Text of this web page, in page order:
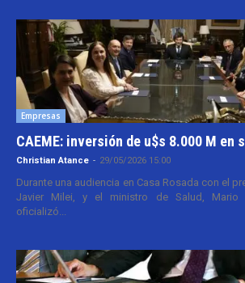
Empresas
CAEME: inversión de u$s 8.000 M en
Christian Atance - 29/05/2026 15:00
Durante una audiencia en Casa Rosada con el
Javier Milei, y el ministro de Salud, Mario
oficializó...